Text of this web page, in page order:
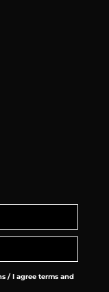
/ I agree terms and